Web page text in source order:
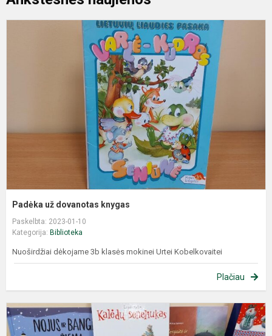
Padėka už dovanotas knygas
Paskelbta: 2023-01-10
Kategorija: Biblioteka
Nuoširdžiai dėkojame 3b klasės mokinei Urtei Kobelkovaitei
Plačiau